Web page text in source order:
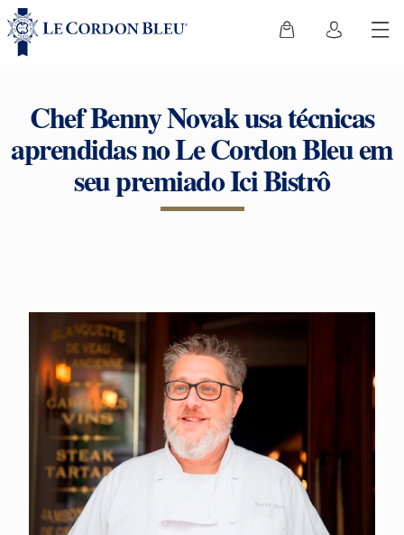
Chef Benny Novak usa técnicas
aprendidas no Le Cordon Bleu em
seu premiado Ici Bistrô